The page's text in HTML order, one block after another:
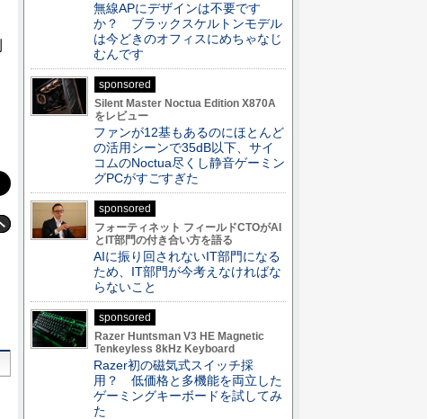
無線APにデザインは不要です
か？ ブラックスケルトンモデル
は今どきのオフィスにめちゃなじ
むんです
sponsored
Silent Master Noctua Edition X870A
をレビュー
ファンが12基もあるのにほとんど
の活用シーンで35dB以下、サイ
コムのNoctua尽くし静音ゲーミン
グPCがすごすぎた
sponsored
フォーティネット フィールドCTOがAI
とIT部門の付き合い方を語る
AIに振り回されないIT部門になる
ため、IT部門が今考えなければな
らないこと
sponsored
Razer Huntsman V3 HE Magnetic
Tenkeyless 8kHz Keyboard
Razer初の磁気式スイッチ採
用？ 低価格と多機能を両立した
ゲーミングキーボードを試してみ
た